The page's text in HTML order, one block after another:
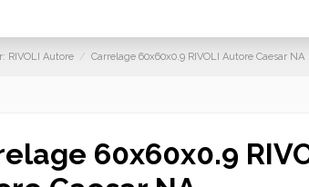
RIVOLI Autore Carrelage 60x60x0.9 RIVOLI Autore Caesar NA
60x60x0.9